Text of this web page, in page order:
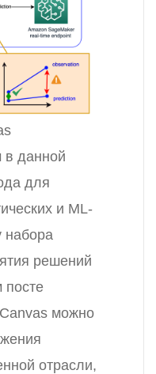
в данной
для
и ML-
решений
посте
можно
отрасли,